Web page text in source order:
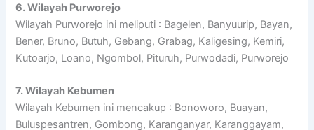
6. Wilayah Purworejo
Wilayah Purworejo ini meliputi : Bagelen, Banyuurip, Bayan,
Bener, Bruno, Butuh, Gebang, Grabag, Kaligesing, Kemiri,
Kutoarjo, Loano, Ngombol, Pituruh, Purwodadi, Purworejo
7. Wilayah Kebumen
Wilayah Kebumen ini mencakup : Bonoworo, Buayan,
Buluspesantren, Gombong, Karanganyar, Karanggayam,